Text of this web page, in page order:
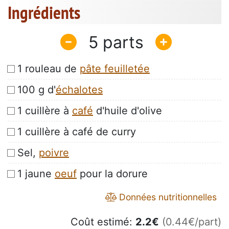
Ingrédients
5
1 rouleau de pâte feuilletée
100 g d'échalotes
1 cuillère à café d'huile d'olive
1 cuillère à café de curry
Sel, poivre
1 jaune oeuf pour la dorure
Données nutritionnelles
Coût estimé: 2.2€ (0.44€/part)